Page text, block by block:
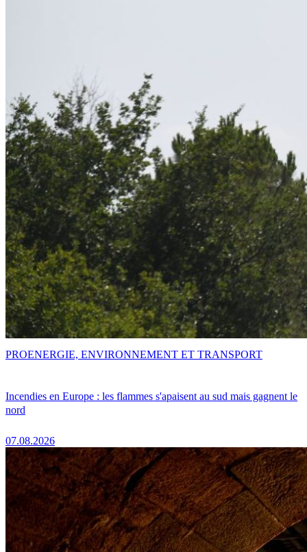
Incendies en Europe : les flammes s'apaisent au sud mais gagnent le
nord
07.08.2026
PROENERGIE, ENVIRONNEMENT ET TRANSPORT